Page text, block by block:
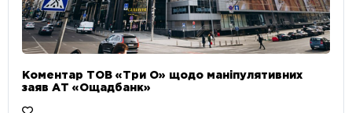
Коментар ТОВ «Три О» щодо маніпулятивних
заяв АТ «Ощадбанк»